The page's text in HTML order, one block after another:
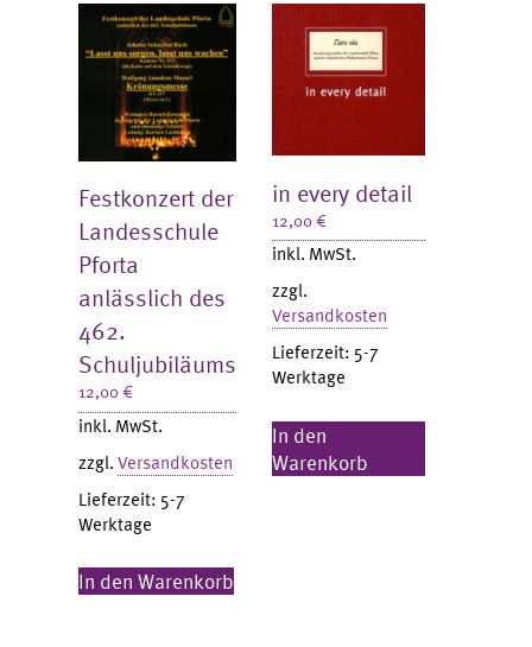
Festkonzert der
Landesschule
Pforta
anlässlich des
462.
Schuljubiläums
12,00€
inkl. MwSt.
zzgl.Versandkosten
Lieferzeit: 5-7
Werktage
In den Warenkorb
in every detail
12,00€
inkl. MwSt.
zzgl.
Versandkosten
Lieferzeit: 5-7
Werktage
In den
Warenkorb